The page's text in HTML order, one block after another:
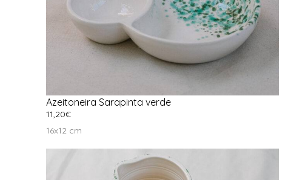
Azeitoneira Sarapinta verde
11,20€
Ver Opções
16x12 cm